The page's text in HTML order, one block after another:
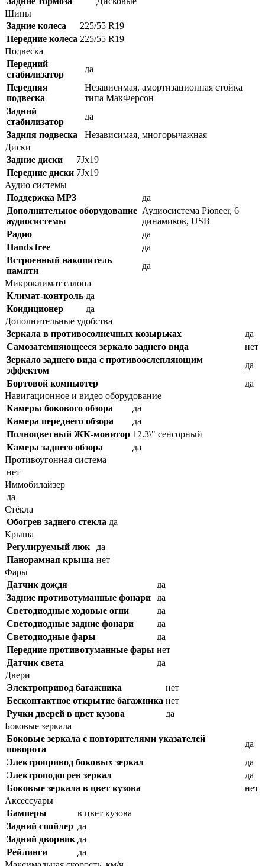
Шины
Задние колеса
225/55 R19
Передние колеса 225/55 R19
Подвеска
Передний
стабилизатор
да
Передняя
подвеска
Независимая, амортизационная стойка
типа МакФерсон
Задний
стабилизатор
да
Задняя подвеска
Независимая, многорычажная
Диски
Задние диски
7Jx19
Передние диски 7Jx19
Аудио системы
Поддержка MP3
да
Дополнительное оборудование
аудиосистемы
Аудиосистема Pioneer, 6
динамиков, USB
Радио
да
Hands free
да
Встроенный накопитель
памяти
да
Микроклимат салона
Климат-контроль да
Кондиционер
да
Дополнительные удобства
Зеркала в противосолнечных козырьках
да
Самозатемняющееся зеркало заднего вида
нет
Зеркало заднего вида с противоослепляющим
эффектом
да
Бортовой компьютер
да
Навигационное и видео оборудование
Камеры бокового обзора
да
Камера переднего обзора
да
Полноцветный ЖК-монитор 12.3\" сенсорный
Камера заднего обзора
да
Противоугонная система
нет
Иммобилайзер
да
Стёкла
Обогрев заднего стекла да
Крыша
Регулируемый люк
да
Панорамная крыша нет
Фары
Датчик дождя
да
Задние противотуманные фонари
да
Светодиодные ходовые огни
да
Cветодиодные задние фонари
да
Светодиодные фары
да
Передние противотуманные фары нет
Датчик света
да
Двери
Электропривод багажника
нет
Бесконтактное открытие багажника нет
Ручки дверей в цвет кузова
да
Боковые зеркала
Боковые зеркала с повторителями указателей
поворота
да
Электропривод боковых зеркал
да
Электроподогрев зеркал
да
Боковые зеркала в цвет кузова
нет
Аксессуары
Бамперы
в цвет кузова
Задний спойлер да
Задний дворник да
Рейлинги
да